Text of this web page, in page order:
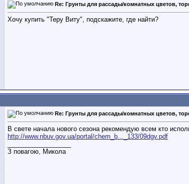
Re: Грунты для рассады/комнатных цветов,
Хочу купить "Теру Виту", подскажите, где найти?
Re: Грунты для рассады/комнатных цветов,
В свете начала нового сезона рекомендую всем кто
http://www.nbuv.gov.ua/portal/chem_b..._133/09dgv.pdf
З повагою, Микола